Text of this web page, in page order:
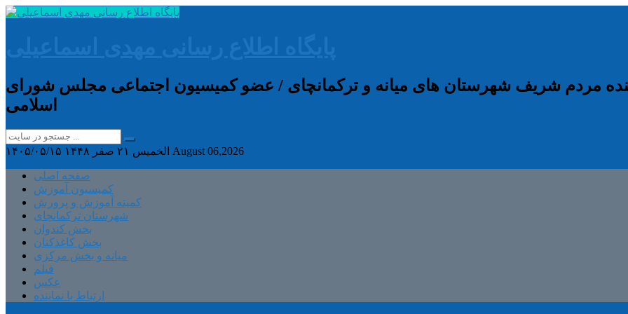
مردم شریف شهرستان های میانه و ترکمانچای / عضو کمیسیون اجتماعی مجلس شورای
اسلامی
۱۴۰۵/۰۵/۱۵ الخميس ۲۱ صفر ۱۴۴۸ August 06,2026
صفحه اصلی
کمیسیون آموزش
کمیته آموزش و پرورش
شهرستان ترکمانچای
بخش کندوان
بخش کاغذکنان
میانه و بخش مرکزی
فیلم
عکس
ارتباط با نماینده